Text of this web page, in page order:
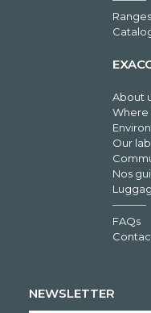
Ranges
About
Where
Our
Nos
FAQs
NEWSLETTER